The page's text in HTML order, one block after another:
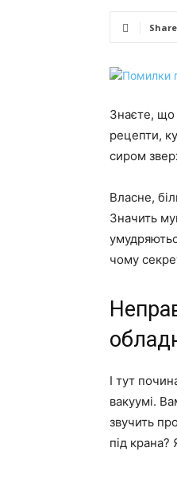
Share
Знаєте, що
рецепти,
сиром
Власне,
Значить
чому
І тут
вакуумі.
звучить
під крана?